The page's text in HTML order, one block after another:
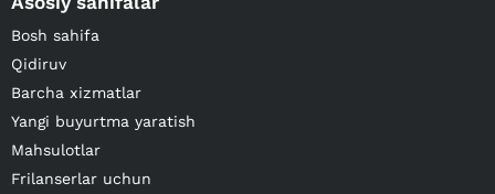
Bosh sahifa
Qidiruv
Barcha xizmatlar
Yangi buyurtma yaratish
Mahsulotlar
Frilanserlar uchun